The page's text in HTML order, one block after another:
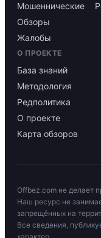
Мошеннические
Обзоры
Жалобы
О ПРОЕКТЕ
База знаний
Методология
Редполитика
О проекте
Карта обзоров
Offbez.com не делает
Наш ресурс не
запрещённых на
Все сведения,